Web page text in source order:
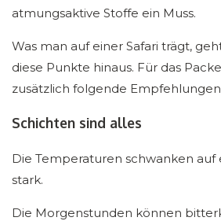
atmungsaktive Stoffe ein Muss.
Was man auf einer Safari trägt,
diese Punkte hinaus. Für das
zusätzlich folgende
Schichten sind alles
Die Temperaturen schwanken auf
stark.
Die Morgenstunden können